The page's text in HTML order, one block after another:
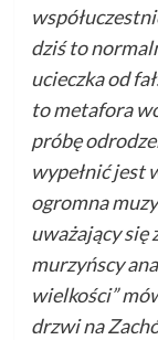
dziś to
ucieczka od
to metafora
próbę
wypełnić jest
ogromna
uważający się
murzyńscy
wielkości”
drzwi na